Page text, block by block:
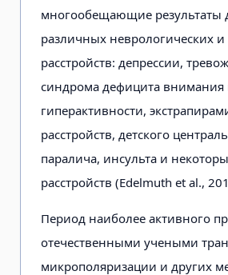
многообещающие результаты
различных неврологических и
расстройств: депрессии,
синдрома дефицита внимания
гиперактивности,
расстройств, детского
паралича, инсульта и
расстройств (Edelmuth et al.,
Период наиболее активного
отечественными учеными
микрополяризации и других